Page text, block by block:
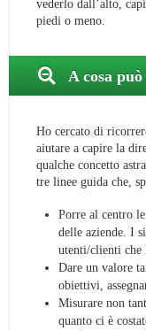
vederlo dall’alto,
piedi o meno.
A cosa
Ho cercato di
aiutare a capire la
qualche concetto
tre linee guida che,
Porre al centro
delle aziende. I
utenti/clienti che
Dare un valore
obiettivi,
Misurare non
quanto ci è